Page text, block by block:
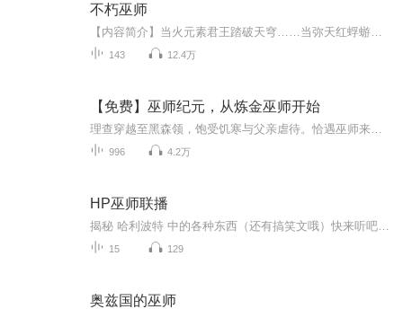
不朽巫师
143 12.4万
【免费】巫师纪元，从炼金巫师开始
996 4.2万
HP巫师联播
15 129
奥兹国的巫师